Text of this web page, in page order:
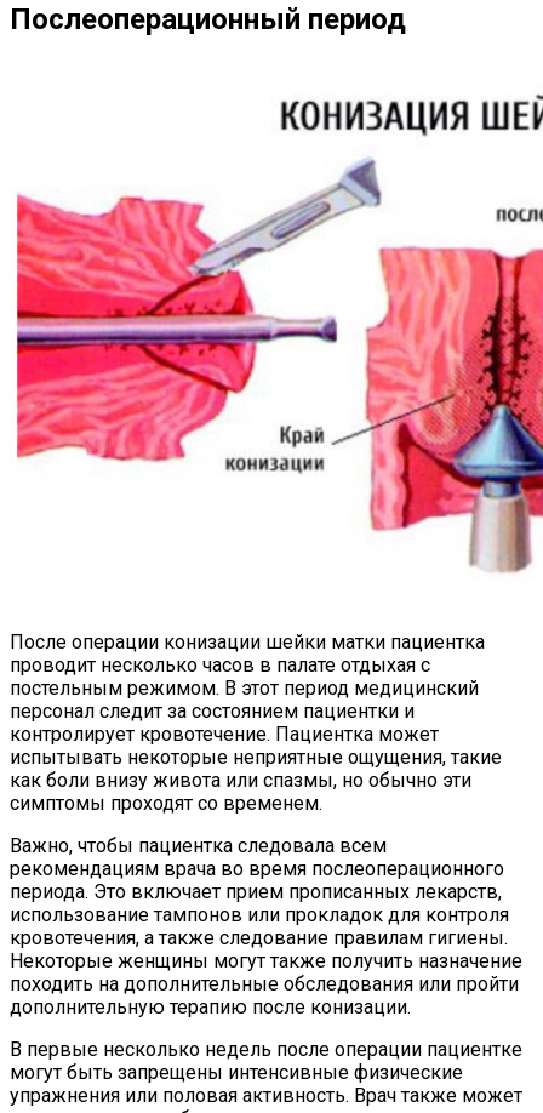
Послеоперационный период
После операции конизации шейки матки пациентка
проводит несколько часов в палате отдыхая с
постельным режимом. В этот период медицинский
персонал следит за состоянием пациентки и
контролирует кровотечение. Пациентка может
испытывать некоторые неприятные ощущения, такие
как боли внизу живота или спазмы, но обычно эти
симптомы проходят со временем.
Важно, чтобы пациентка следовала всем
рекомендациям врача во время послеоперационного
периода. Это включает прием прописанных лекарств,
использование тампонов или прокладок для контроля
кровотечения, а также следование правилам гигиены.
Некоторые женщины могут также получить назначение
походить на дополнительные обследования или пройти
дополнительную терапию после конизации.
В первые несколько недель после операции пациентке
могут быть запрещены интенсивные физические
упражнения или половая активность. Врач также может